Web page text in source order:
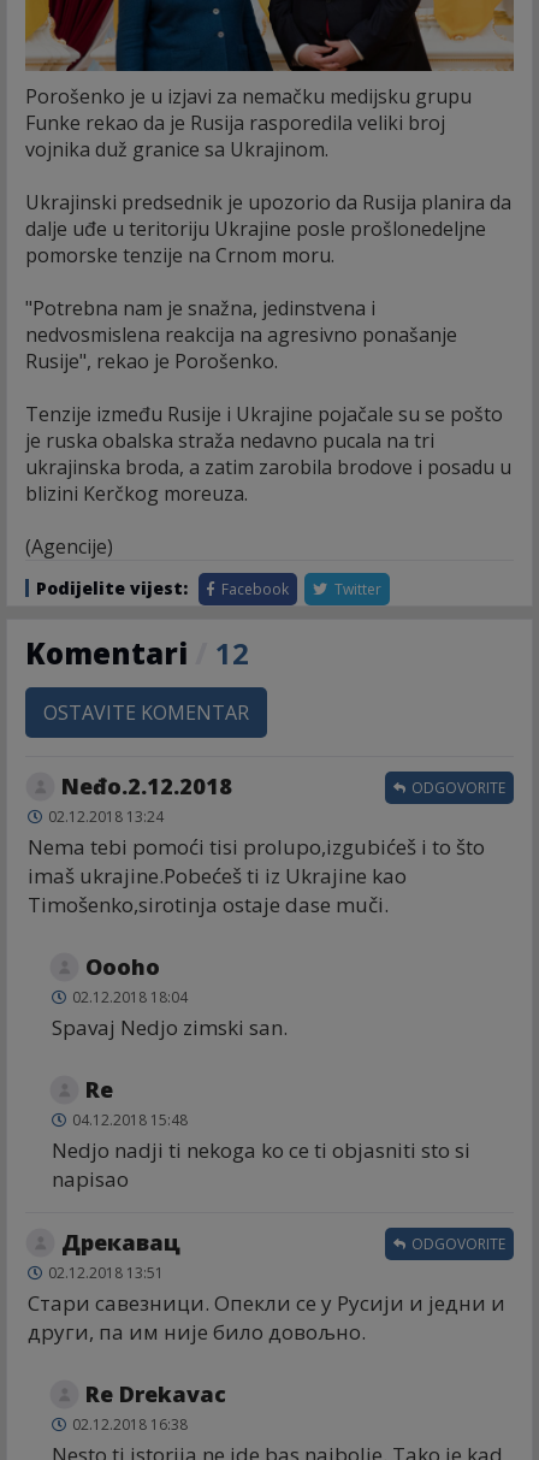
Porošenko je u izjavi za nemačku medijsku grupu
Funke rekao da je Rusija rasporedila veliki broj
vojnika duž granice sa Ukrajinom.
Ukrajinski predsednik je upozorio da Rusija planira da
dalje uđe u teritoriju Ukrajine posle prošlonedeljne
pomorske tenzije na Crnom moru.
"Potrebna nam je snažna, jedinstvena i
nedvosmislena reakcija na agresivno ponašanje
Rusije", rekao je Porošenko.
Tenzije između Rusije i Ukrajine pojačale su se pošto
je ruska obalska straža nedavno pucala na tri
ukrajinska broda, a zatim zarobila brodove i posadu u
blizini Kerčkog moreuza.
(Agencije)
Podijelite vijest: Facebook Twitter
Komentari 12
OSTAVITE KOMENTAR
Neđo.2.12.2018
02.12.2018 13:24
Nema tebi pomoći tisi prolupo,izgubićeš i to što
imaš ukrajine.Pobećeš ti iz Ukrajine kao
Timošenko,sirotinja ostaje dase muči.
ODGOVORITE
Oooho
02.12.2018 18:04
Spavaj Nedjo zimski san.
Re
04.12.2018 15:48
Nedjo nadji ti nekoga ko ce ti objasniti sto si
napisao
Дрекавац
02.12.2018 13:51
Стари савезници. Опекли се у Русији и једни и
други, па им није било довољно.
ODGOVORITE
Re Drekavac
02.12.2018 16:38
Nesto ti istorija ne ide bas najbolje. Tako je kad